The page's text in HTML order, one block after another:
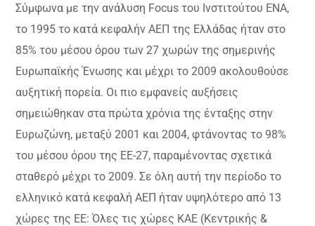
Σύμφωνα με την ανάλυση Focus του Ινστιτούτου ΕΝΑ,
το 1995 το κατά κεφαλήν ΑΕΠ της Ελλάδας ήταν στο
85% του μέσου όρου των 27 χωρών της σημερινής
Ευρωπαϊκής Ένωσης και μέχρι το 2009 ακολουθούσε
αυξητική πορεία. Οι πιο εμφανείς αυξήσεις
σημειώθηκαν στα πρώτα χρόνια της ένταξης στην
Ευρωζώνη, μεταξύ 2001 και 2004, φτάνοντας το 98%
του μέσου όρου της ΕΕ-27, παραμένοντας σχετικά
σταθερό μέχρι το 2009. Σε όλη αυτή την περίοδο το
ελληνικό κατά κεφαλή ΑΕΠ ήταν υψηλότερο από 13
χώρες της ΕΕ: Όλες τις χώρες ΚΑΕ (Κεντρικής &